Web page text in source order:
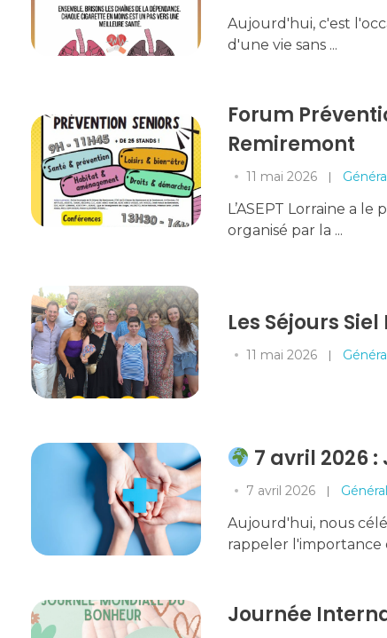
Aujourd'hui, c'est
d'une vie sans ...
Forum
Remiremont
11 mai 2026
L’ASEPT Lorraine a
organisé par la ...
Les Séjours Siel
11 mai 2026
7 avril 2026
7 avril 2026 Général
Aujourd'hui, nous
rappeler l'importance
Journée